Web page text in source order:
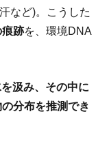
など)。こうした
跡を、環境DNA
汲み、その中に
分布を推測でき